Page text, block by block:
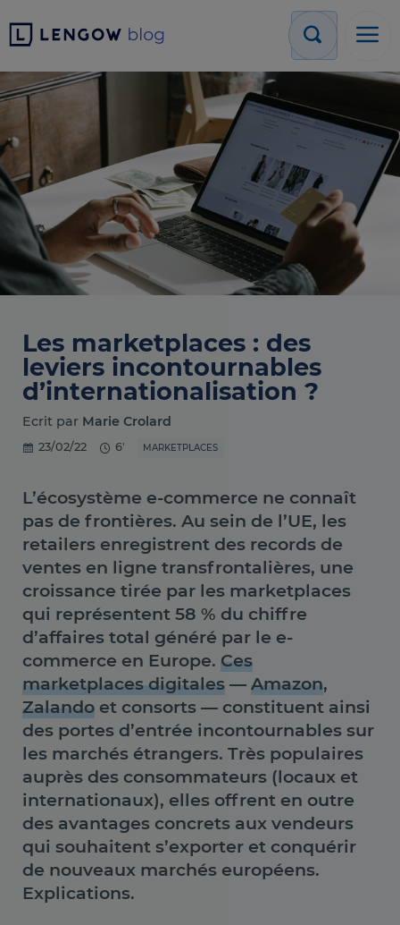
Les marketplaces : des
leviers incontournables
d’internationalisation ?
Ecrit par Marie Crolard
23/02/22 6' MARKETPLACES
L’écosystème e-commerce ne connaît
pas de frontières. Au sein de l’UE, les
retailers enregistrent des records de
ventes en ligne transfrontalières, une
croissance tirée par les marketplaces
qui représentent 58 % du chiffre
d’affaires total généré par le e-
commerce en Europe. Ces
marketplaces digitales — Amazon,
Zalando et consorts — constituent ainsi
des portes d’entrée incontournables sur
les marchés étrangers. Très populaires
auprès des consommateurs (locaux et
internationaux), elles offrent en outre
des avantages concrets aux vendeurs
qui souhaitent s’exporter et conquérir
de nouveaux marchés européens.
Explications.